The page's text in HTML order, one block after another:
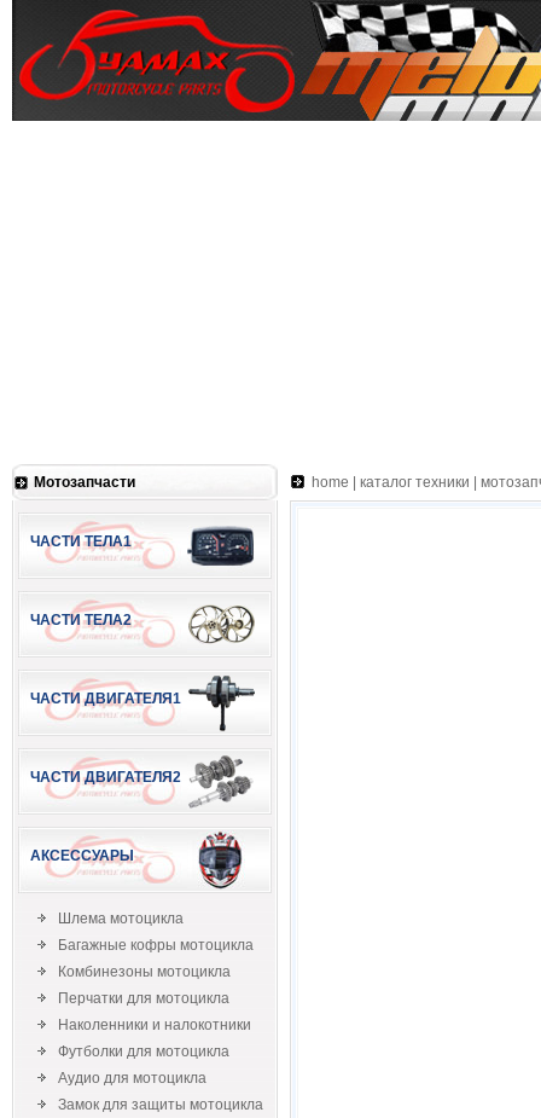
Мотозапчасти
ЧАСТИ ТЕЛА1
ЧАСТИ ТЕЛА2
ЧАСТИ ДВИГАТЕЛЯ1
ЧАСТИ ДВИГАТЕЛЯ2
АКСЕССУАРЫ
Шлема мотоцикла
Багажные кофры мотоцикла
Комбинезоны мотоцикла
Перчатки для мотоцикла
Наколенники и налокотники
Футболки для мотоцикла
Аудио для мотоцикла
Замок для защиты мотоцикла
home каталог техники